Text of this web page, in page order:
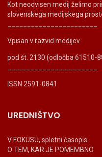
Kot neodvisen medij želimo
slovenskega medijskega
Vpisan v razvid medijev
pod št. 2130 (odločba 61510-
ISSN 2591-0841
UREDNIŠTVO
V FOKUSU, spletni časopis
O TEM, KAR JE POMEMBNO